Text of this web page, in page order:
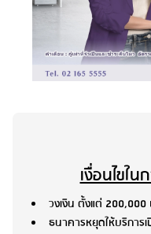
เงื่อนไขใ
วงเงิน ตั้งแต่ 200,000
ธนาคารหยุดให้บริการ